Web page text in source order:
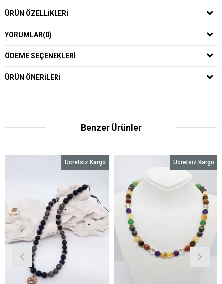
ÜRÜN ÖZELLIKLERI
YORUMLAR(0)
ÖDEME SEÇENEKLERI
ÜRÜN ÖNERILERI
Benzer Ürünler
Ücretsiz Kargo Ücretsiz Kargo